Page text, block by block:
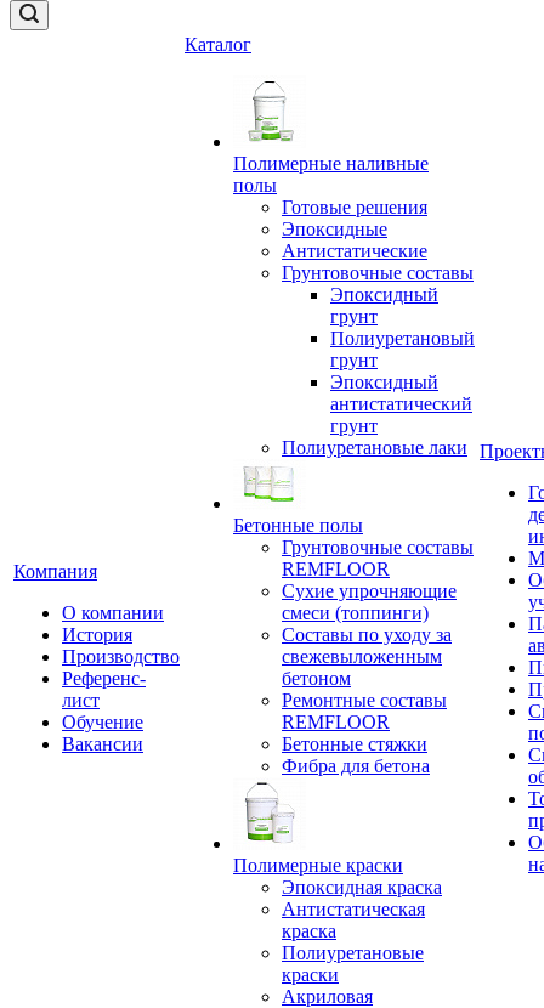
Компания
О компании
История
Производство
Референс-
лист
Обучение
Вакансии
Каталог
Полимерные наливные
полы
Готовые решения
Эпоксидные
Антистатические
Грунтовочные составы
Эпоксидный
грунт
Полиуретановый
грунт
Эпоксидный
антистатический
грунт
Полиуретановые лаки
Бетонные полы
Грунтовочные составы
REMFLOOR
Сухие упрочняющие
смеси (топпинги)
Составы по уходу за
свежевыложенным
бетоном
Ремонтные составы
REMFLOOR
Бетонные стяжки
Фибра для бетона
Полимерные краски
Эпоксидная краска
Антистатическая
краска
Полиуретановые
краски
Акриловая